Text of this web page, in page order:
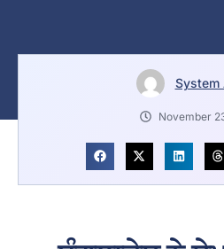
System
November